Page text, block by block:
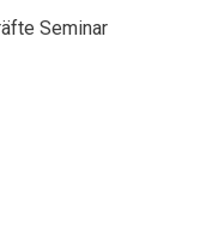
Seminar